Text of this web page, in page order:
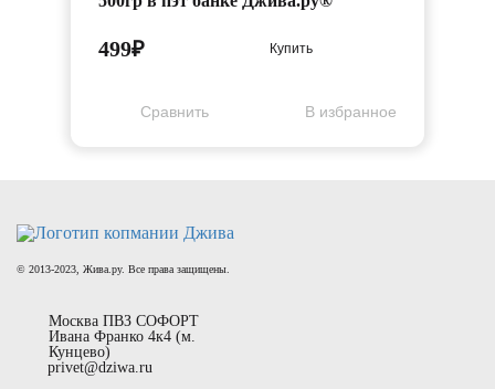
499₽ Купить
Cравнить В избранное
© 2013-2023, Жива.ру. Все права защищены.
Москва ПВЗ СОФОРТ
Ивана Франко 4к4 (м.
Кунцево)
privet@dziwa.ru